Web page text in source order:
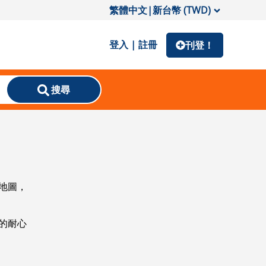
繁體中文|新台幣 (TWD)
登入 | 註冊 刊登！
搜尋
圖，
耐心